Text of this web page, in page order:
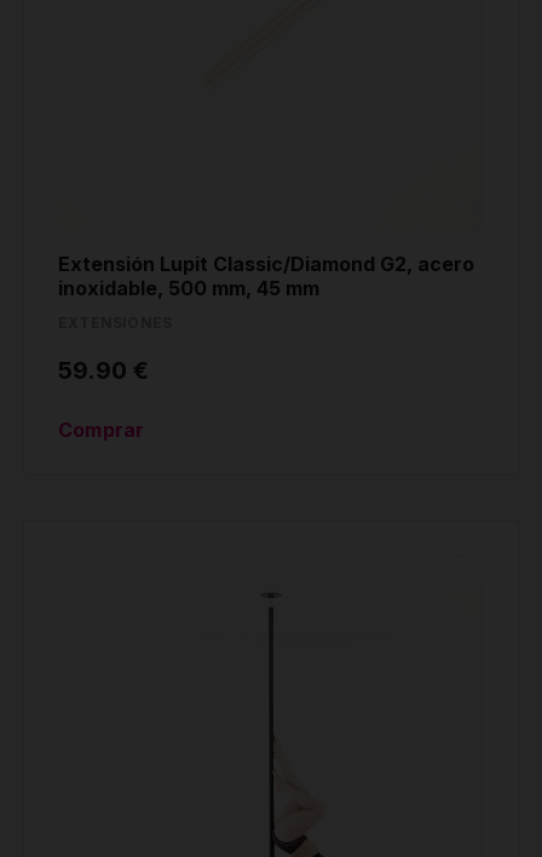
Extensión Lupit Classic/Diamond G2, acero
inoxidable, 500 mm, 45 mm
59.90 €
Comprar